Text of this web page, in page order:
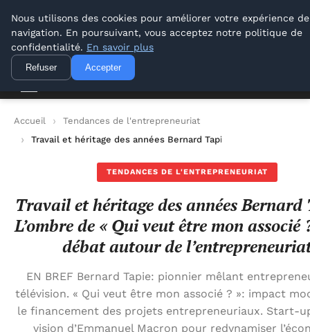
Lyon Photos
Lyon Photos
Accueil
Tendances de l'entrepreneuriat
Travail et héritage des années Bernard Tapie : L’ombre de «
TENDANCES DE L'ENTREPRENEURIAT
Travail et héritage des années Bernard
L’ombre de « Qui veut être mon associé
débat autour de
EN BREF Bernard Tapie: pionnier mêlant
télévision. « Qui veut être mon associé ? »: impact
le financement des projets entrepreneuriaux. Start-
vision d’Emmanuel Macron pour redynamiser
Nous utilisons des cookies pour améliorer votre expérience de
navigation. En poursuivant, vous acceptez notre politique de
confidentialité. En savoir plus
Refuser Accepter